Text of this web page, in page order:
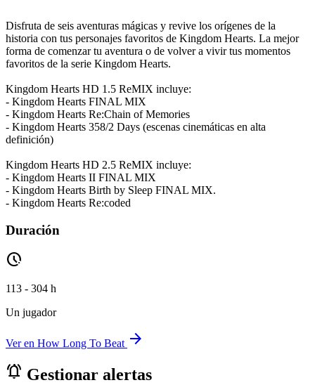
Disfruta de seis aventuras mágicas y revive los orígenes de la
historia con tus personajes favoritos de Kingdom Hearts. La mejor
forma de comenzar tu aventura o de volver a vivir tus momentos
favoritos de la serie Kingdom Hearts.
Kingdom Hearts HD 1.5 ReMIX incluye:
- Kingdom Hearts FINAL MIX
- Kingdom Hearts Re:Chain of Memories
- Kingdom Hearts 358/2 Days (escenas cinemáticas en alta
definición)
Kingdom Hearts HD 2.5 ReMIX incluye:
- Kingdom Hearts II FINAL MIX
- Kingdom Hearts Birth by Sleep FINAL MIX.
- Kingdom Hearts Re:coded
Duración
pace
113 - 304 h
Un jugador
Ver en How Long To Beat arrow_forward
notifications_active Gestionar alertas